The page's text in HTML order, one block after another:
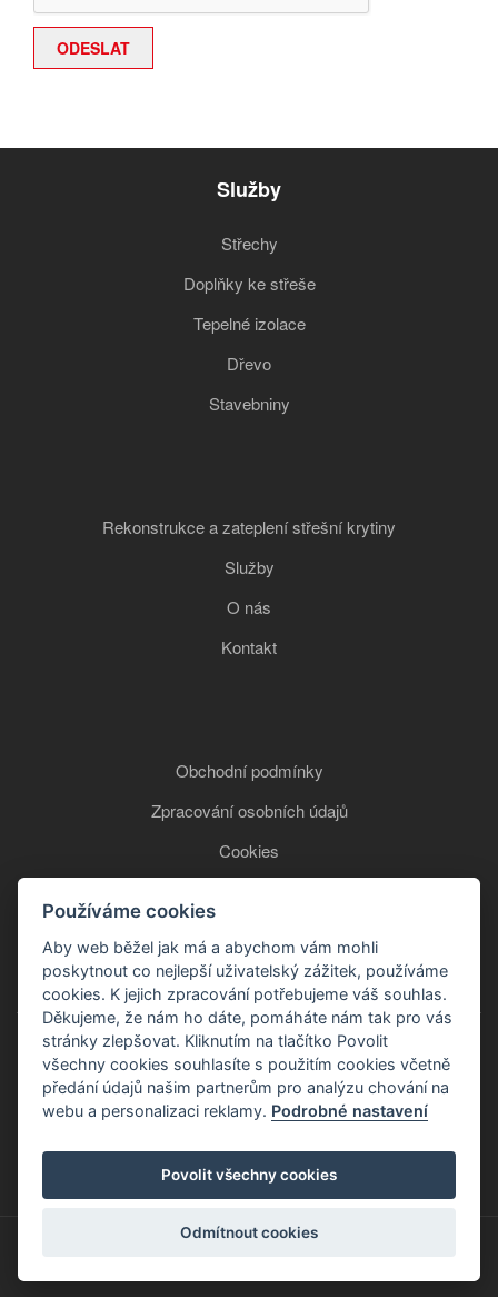
Služby
Střechy
Doplňky ke střeše
Tepelné izolace
Dřevo
Stavebniny
Rekonstrukce a zateplení střešní krytiny
Služby
O nás
Kontakt
Obchodní podmínky
Zpracování osobních údajů
Cookies
+420 777 850 465
Používáme cookies
Aby web běžel jak má a abychom vám mohli
poskytnout co nejlepší uživatelský zážitek, používáme
cookies. K jejich zpracování potřebujeme váš souhlas.
Děkujeme, že nám ho dáte, pomáháte nám tak pro vás
stránky zlepšovat. Kliknutím na tlačítko Povolit
všechny cookies souhlasíte s použitím cookies včetně
předání údajů našim partnerům pro analýzu chování na
webu a personalizaci reklamy. Podrobné nastavení
Povolit všechny cookies
Odmítnout cookies